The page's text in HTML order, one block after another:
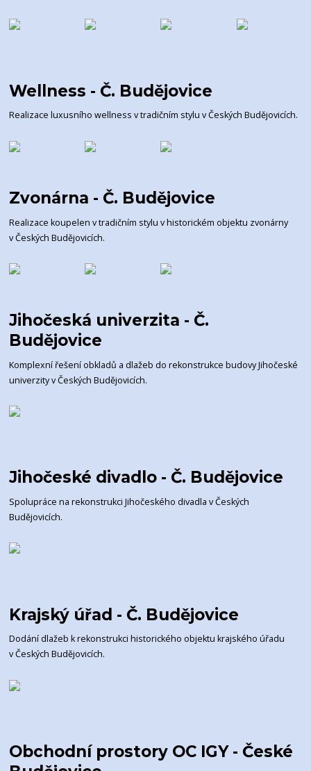
Wellness - Č. Budějovice
Realizace luxusního wellness v tradičním stylu v Českých Budějovicích.
Zvonárna - Č. Budějovice
Realizace koupelen v tradičním stylu v historickém objektu zvonárny
v Českých Budějovicích.
Jihočeská univerzita - Č.
Budějovice
Komplexní řešení obkladů a dlažeb do rekonstrukce budovy Jihočeské
univerzity v Českých Budějovicích.
Jihočeské divadlo - Č. Budějovice
Spolupráce na rekonstrukci Jihočeského divadla v Českých
Budějovicích.
Krajský úřad - Č. Budějovice
Dodání dlažeb k rekonstrukci historického objektu krajského úřadu
v Českých Budějovicích.
Obchodní prostory OC IGY - České